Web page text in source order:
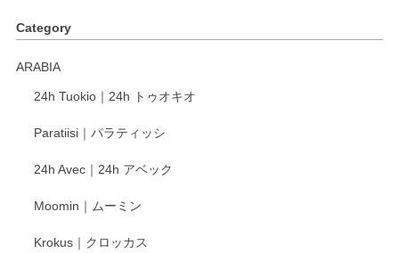
く交換して下さいました。
がとうございます。 同じシリーズの器を揃えて
います。 温かいお言葉をいただき、ありがとう
いたします。
Category
ARABIA
24h Tuokio｜24h トゥオキオ
Paratiisi｜パラティッシ
24h Avec｜24h アベック
Moomin｜ムーミン
Krokus｜クロッカス